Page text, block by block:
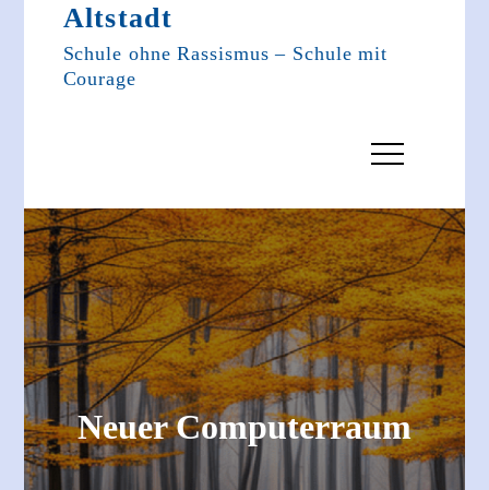
Altstadt
Schule ohne Rassismus – Schule mit
Courage
Neuer Computerraum